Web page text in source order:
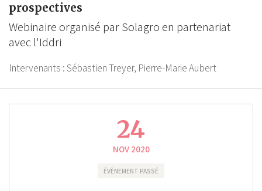
prospectives
Webinaire organisé par Solagro en partenariat
avec l'Iddri
Intervenants :Sébastien Treyer, Pierre-Marie Aubert
24
NOV 2020
ÉVÈNEMENT PASSÉ